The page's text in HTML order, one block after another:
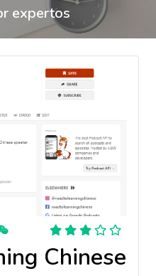
expertos
Chinese